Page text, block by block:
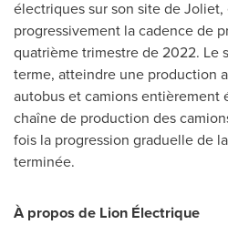
électriques sur son site deJoliet,
progressivement la cadence de
quatrième trimestre de 2022. Le
terme, atteindre une production
autobus et camions entièrement
chaîne de production des
fois la progression graduelle de
terminée.
À propos de Lion Électrique